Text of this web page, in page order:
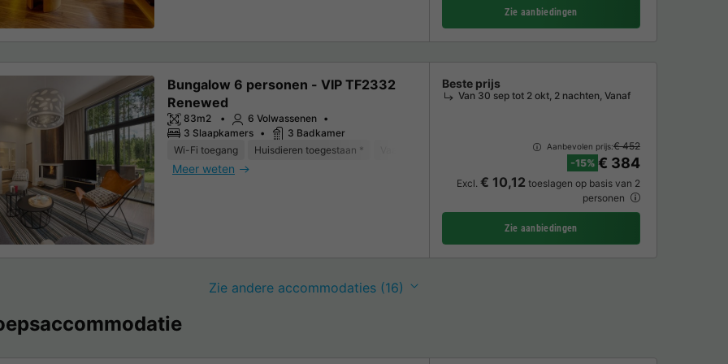
Zie aanbiedingen
Bungalow 6 personen - VIP TF2332
Renewed
83m2
6 Volwassenen
3 Slaapkamers
3 Badkamer
Wi-Fi toegang
Huisdieren toegestaan * Magnetron Oven TV
Meer weten
Beste prijs
Van 30 sep tot 2 okt, 2 nachten, Vanaf
Aanbevolen prijs:€ 452
-15% € 384
Excl. € 10,12 toeslagen op basis van 2
personen
Zie aanbiedingen
Zie andere accommodaties (16)